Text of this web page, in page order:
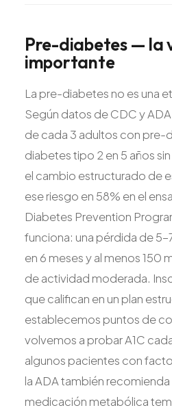
Pre-diabetes— la
importante
La pre-diabetes no es una
Según datos de CDC y
de cada 3 adultos con pre-
diabetes tipo 2 en 5 años
el cambio estructurado de
ese riesgo en 58% en el
Diabetes Prevention
funciona: una pérdida de
en 6 meses y al menos 150
de actividad moderada.
que califican en un plan
establecemos puntos de
volvemos a probar A1C
algunos pacientes con
la ADA también recomienda
medicación metabólica